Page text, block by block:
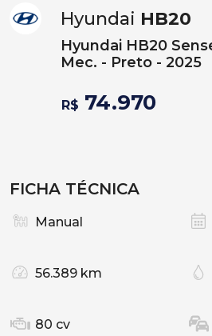
Hyundai HB20
Hyundai HB20
Mec. - Preto - 2025
R$ 74.970
FICHA TÉCNICA
Manual
56.389 km
80 cv